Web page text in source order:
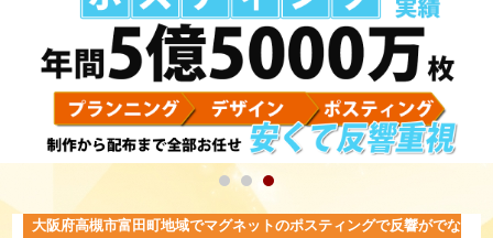
大阪府高槻市富田町地域でマグネットのポスティングで反響がでな